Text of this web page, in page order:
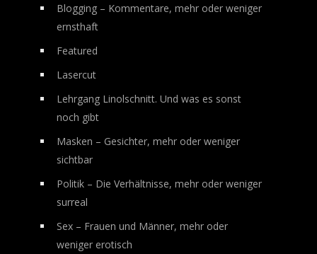
Blogging – Kommentare, mehr oder weniger
ernsthaft
Featured
Lasercut
Lehrgang Linolschnitt. Und was es sonst
noch gibt
Masken – Gesichter, mehr oder weniger
sichtbar
Politik – Die Verhältnisse, mehr oder weniger
surreal
Sex – Frauen und Männer, mehr oder
weniger erotisch